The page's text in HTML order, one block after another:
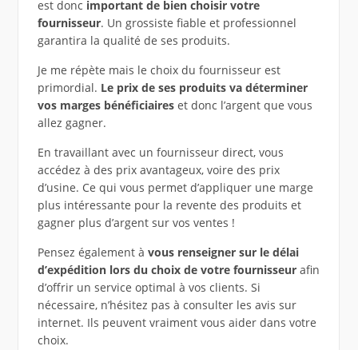
est donc important de bien choisir votre
fournisseur. Un grossiste fiable et professionnel
garantira la qualité de ses produits.
Je me répète mais le choix du fournisseur est
primordial. Le prix de ses produits va déterminer
vos marges bénéficiaireset donc l’argent que vous
allez gagner.
En travaillant avec un fournisseur direct, vous
accédez à des prix avantageux, voire des prix
d’usine. Ce qui vous permet d’appliquer une marge
plus intéressante pour la revente des produits et
gagner plus d’argent sur vos ventes !
Pensez également à vous renseigner sur le délai
d’expédition lors du choix de votre fournisseurafin
d’offrir un service optimal à vos clients. Si
nécessaire, n’hésitez pas à consulter les avis sur
internet. Ils peuvent vraiment vous aider dans votre
choix.